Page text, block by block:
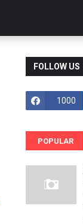
FOLLOW US
1000
POPULAR